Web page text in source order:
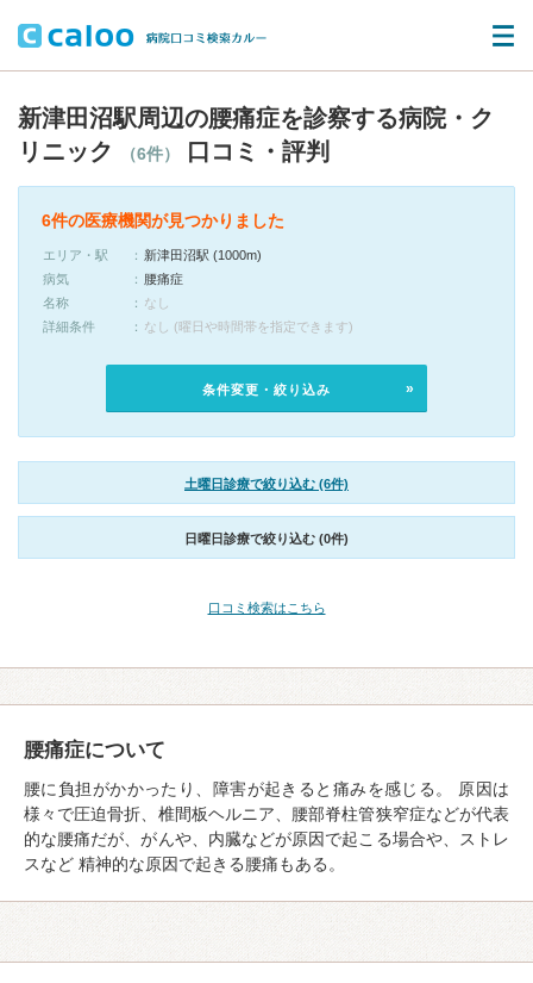
新津田沼駅周辺の腰痛症を診察する病院・ク
リニック
（6件） 口コミ・評判
6件の医療機関が見つかりました
エリア・駅
新津田沼駅 (1000m)
病気
腰痛症
名称
なし
詳細条件
なし (曜日や時間帯を指定できます)
条件変更・絞り込み
土曜日診療で絞り込む (6件)
日曜日診療で絞り込む (0件)
口コミ検索はこちら
腰痛症について
腰に負担がかかったり、障害が起きると痛みを感じる。 原因は
様々で圧迫骨折、椎間板ヘルニア、腰部脊柱管狭窄症などが代表
的な腰痛だが、がんや、内臓などが原因で起こる場合や、ストレ
スなど 精神的な原因で起きる腰痛もある。